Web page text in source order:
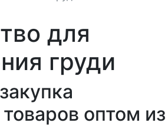
для
груди
оптом из